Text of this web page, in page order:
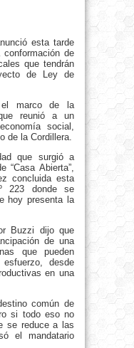
esta tarde
de
que tendrán
de Ley de
marco de la
reunió a un
social,
de la Cordillera.
que surgió a
“Casa Abierta”,
concluida esta
223 donde se
hoy presenta la
Buzzi dijo que
de una
que pueden
desde
en una
común de
si todo eso no
se reduce a las
el mandatario